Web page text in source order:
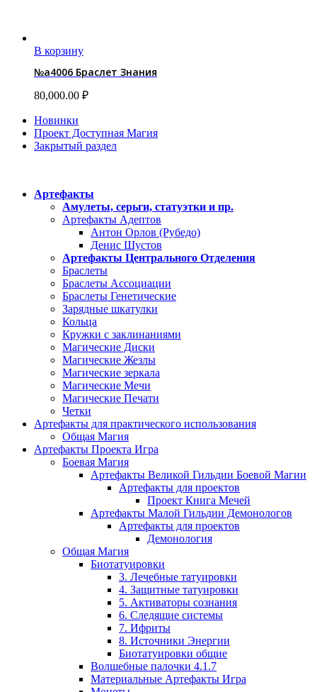
В корзину
№a4006 Браслет Знания
80,000.00 ₽
Новинки
Проект Доступная Магия
Закрытый раздел
Артефакты
Амулеты, серьги, статуэтки и пр.
Артефакты Адептов
Антон Орлов (Рубедо)
Денис Шустов
Артефакты Центрального Отделения
Браслеты
Браслеты Ассоциации
Браслеты Генетические
Зарядные шкатулки
Кольца
Кружки с заклинаниями
Магические Диски
Магические Жезлы
Магические зеркала
Магические Мечи
Магические Печати
Четки
Артефакты для практического использования
Общая Магия
Артефакты Проекта Игра
Боевая Магия
Артефакты Великой Гильдии Боевой Магии
Артефакты для проектов
Проект Книга Мечей
Артефакты Малой Гильдии Демонологов
Артефакты для проектов
Демонология
Общая Магия
Биотатуировки
3. Лечебные татуировки
4. Защитные татуировки
5. Активаторы сознания
6. Следящие системы
7. Ифриты
8. Источники Энергии
Биотатуировки общие
Волшебные палочки 4.1.7
Материальные Артефакты Игра